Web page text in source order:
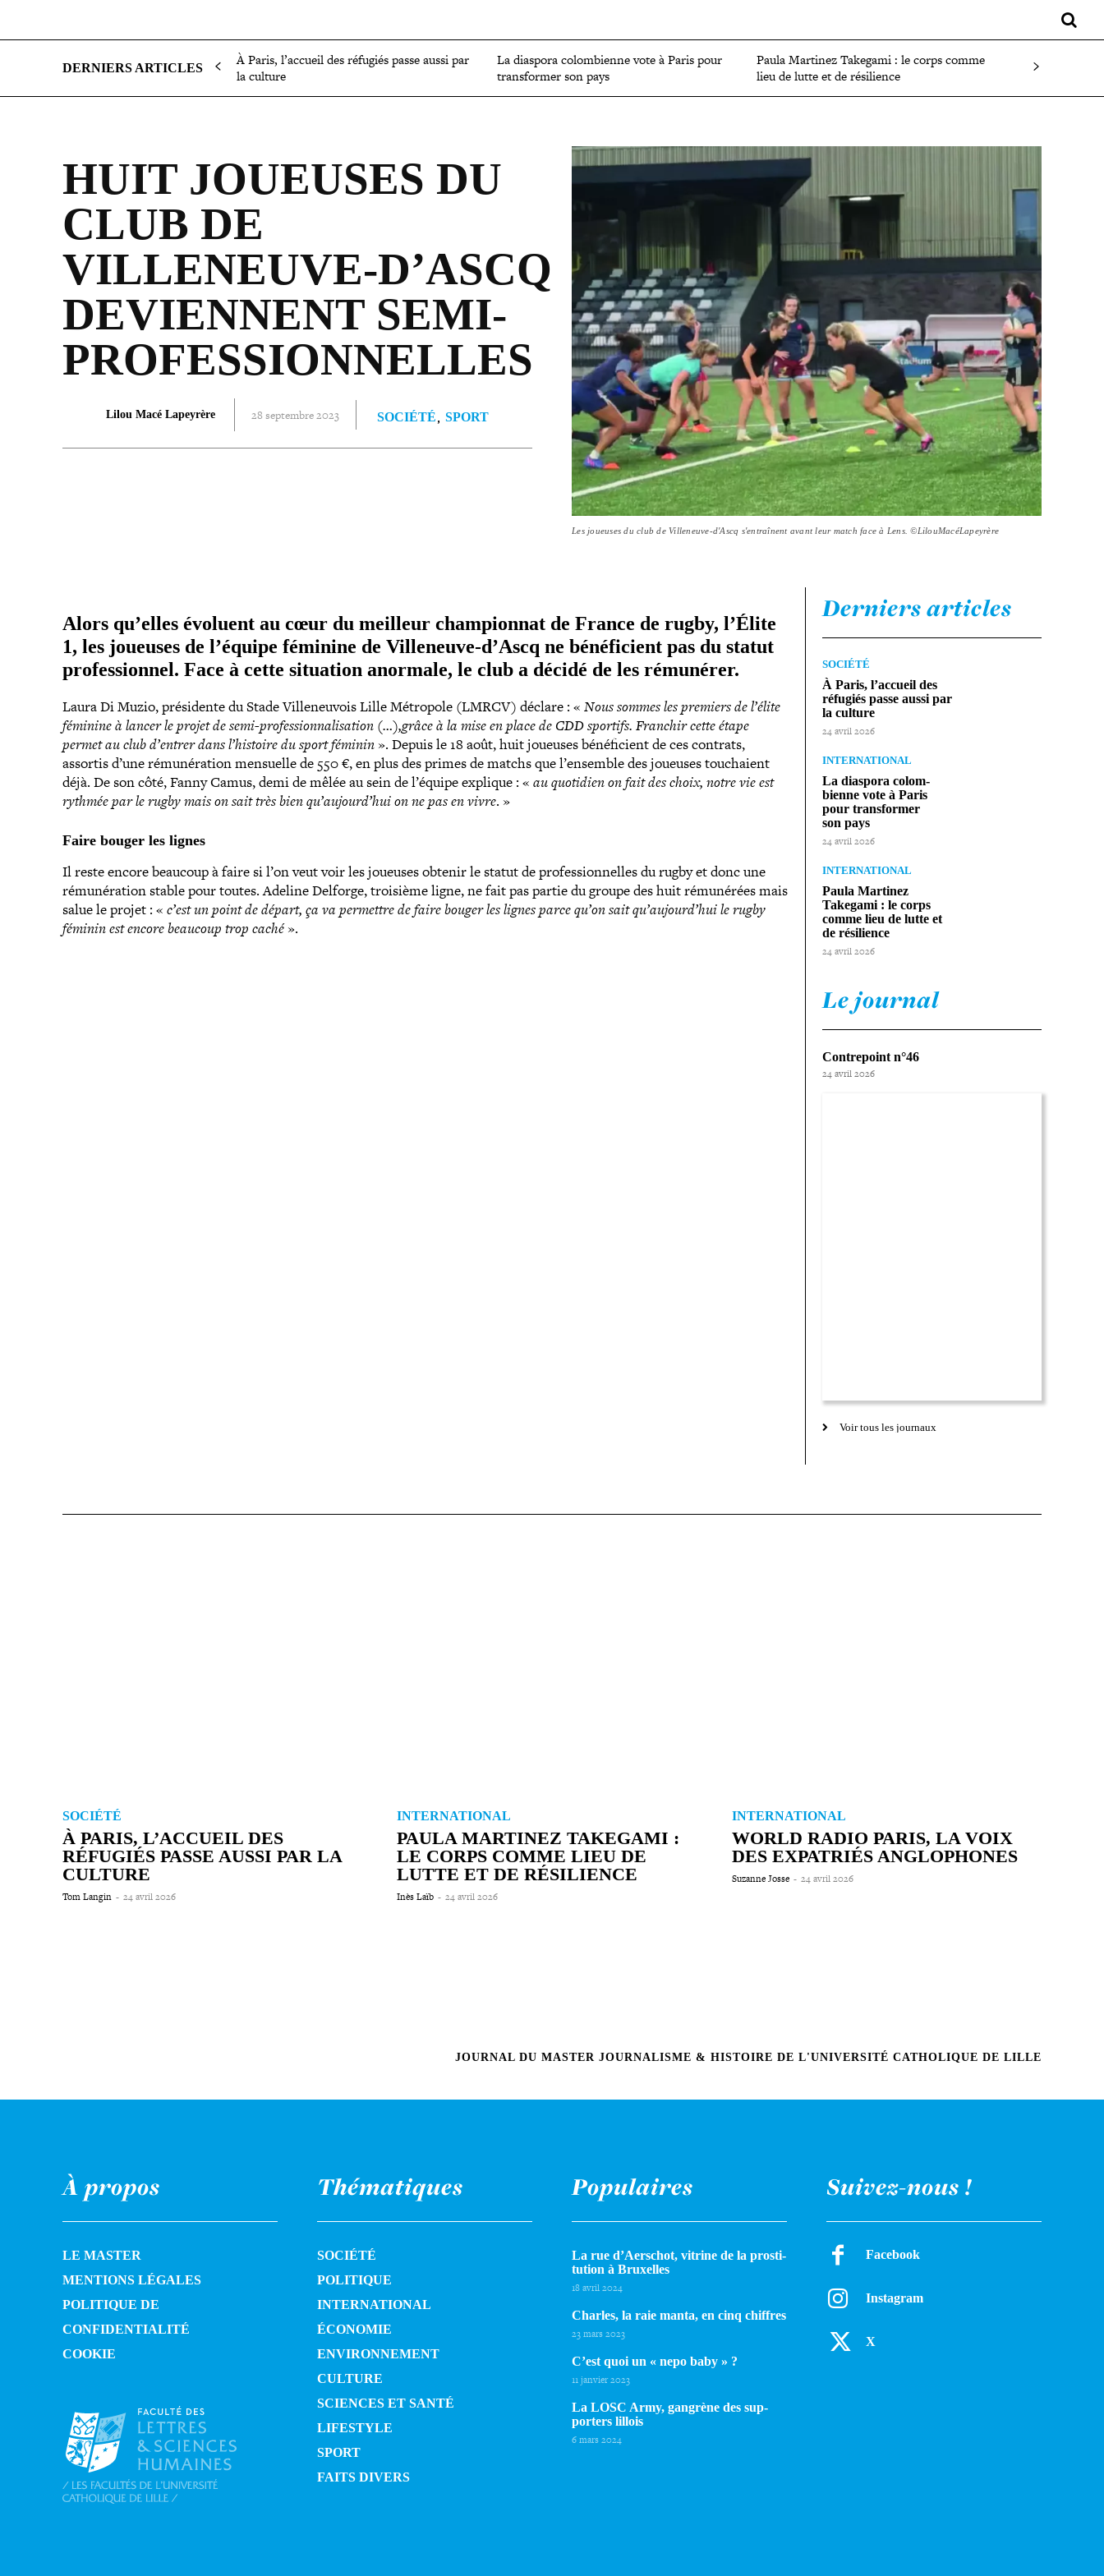
DERNIERS ARTICLES
À Paris, l’accueil des réfugiés passe aussi par
la culture
La diaspora colom­bienne vote à Paris pour
trans­for­mer son pays
Paula Martinez Takegami : le corps comme
lieu de lutte et de résilience
HUIT JOUEUSES DU
CLUB DE
VILLENEUVE‑D’ASCQ
DEVIENNENT SEMI-
PROFESSIONNELLES
Lilou Macé Lapeyrère 28 septembre 2023 SOCIÉTÉ SPORT
Les joueuses du club de Villeneuve-d'Ascq s'entraînent avant leur match face à Lens. ©LilouMacéLapeyrère
Alors qu’elles évoluent au cœur du meilleur cham­pion­nat de France de rugby, l’Élite
1, les joueuses de l’équipe féminine de Villeneuve‑d’Ascq ne béné­fi­cient pas du statut
pro­fes­sion­nel. Face à cette situation anormale, le club a décidé de les rémunérer.
Laura Di Muzio, pré­si­dente du Stade Villeneuvois Lille Métropole (LMRCV) déclare : « Nous sommes les premiers de l’élite
féminine à lancer le projet de semi-​professionnalisation (…),grâce à la mise en place de CDD sportifs. Franchir cette étape
permet au club d’entrer dans l’histoire du sport féminin ». Depuis le 18 août, huit joueuses béné­fi­cient de ces contrats,
assortis d’une rému­né­ra­tion mensuelle de 550 €, en plus des primes de matchs que l’ensemble des joueuses tou­chaient
déjà. De son côté, Fanny Camus, demi de mêlée au sein de l’équipe explique : « au quotidien on fait des choix, notre vie est
rythmée par le rugby mais on sait très bien qu’au­jourd’­hui on ne pas en vivre. »
Faire bouger les lignes
Il reste encore beaucoup à faire si l’on veut voir les joueuses obtenir le statut de pro­fes­sion­nelles du rugby et donc une
rému­né­ra­tion stable pour toutes. Adeline Delforge, troisième ligne, ne fait pas partie du groupe des huit rému­né­rées mais
salue le projet : « c’est un point de départ, ça va permettre de faire bouger les lignes parce qu’on sait qu’aujourd’hui le rugby
féminin est encore beaucoup trop caché».
Derniers articles
SOCIÉTÉ
À Paris, l’accueil des
réfugiés passe aussi par
la culture
24 avril 2026
INTERNATIONAL
La diaspora colom­
bienne vote à Paris
pour trans­for­mer
son pays
24 avril 2026
INTERNATIONAL
Paula Martinez
Takegami : le corps
comme lieu de lutte et
de résilience
24 avril 2026
Le journal
Contrepoint n°46
24 avril 2026
Voir tous les journaux
SOCIÉTÉ
À PARIS, L’ACCUEIL DES
RÉFUGIÉS PASSE AUSSI PAR LA
CULTURE
Tom Langin - 24 avril 2026
INTERNATIONAL
PAULA MARTINEZ TAKEGAMI :
LE CORPS COMME LIEU DE
LUTTE ET DE RÉSILIENCE
Inès Laïb - 24 avril 2026
INTERNATIONAL
WORLD RADIO PARIS, LA VOIX
DES EXPATRIÉS ANGLOPHONES
Suzanne Josse - 24 avril 2026
JOURNAL DU MASTER JOURNALISME & HISTOIRE DE L'UNIVERSITÉ CATHOLIQUE DE LILLE
À propos
LE MASTER
MENTIONS LÉGALES
POLITIQUE DE
CONFIDENTIALITÉ
COOKIE
Thématiques
SOCIÉTÉ
POLITIQUE
INTERNATIONAL
ÉCONOMIE
ENVIRONNEMENT
CULTURE
SCIENCES ET SANTÉ
LIFESTYLE
SPORT
FAITS DIVERS
Populaires
La rue d’Aerschot, vitrine de la pros­ti­
tu­tion à Bruxelles
18 avril 2024
Charles, la raie manta, en cinq chiffres
23 mars 2023
C’est quoi un « nepo baby » ?
11 janvier 2023
La LOSC Army, gangrène des sup­
por­ters lillois
6 mars 2024
Suivez-nous !
Facebook
Instagram
X